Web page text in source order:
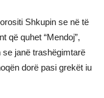
Shkupin se në të
që quhet “Mendoj”,
se janë trashëgimtarë
dorë pasi grekët iu